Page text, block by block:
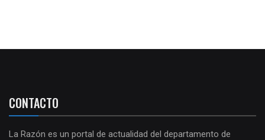
CONTACTO
La Razón es un portal de actualidad del departamento de